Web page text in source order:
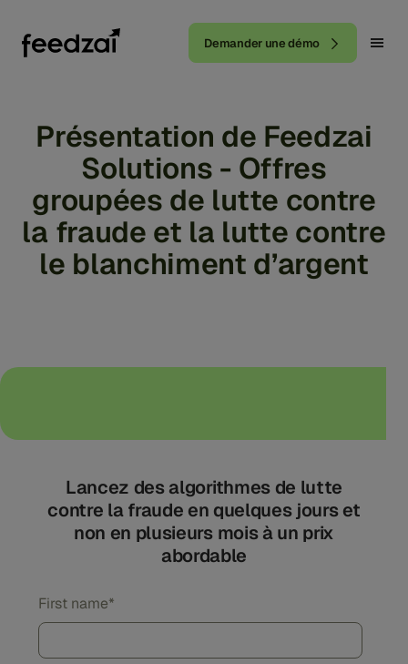
Demander une démo
Présentation de Feedzai
Solutions - Offres
groupées de lutte contre
la fraude et la lutte contre
le blanchiment d’argent
Lancez des algorithmes de lutte
contre la fraude en quelques jours et
non en plusieurs mois à un prix
abordable
First name*